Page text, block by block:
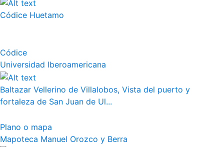
Códice Huetamo
Códice
Universidad Iberoamericana
Baltazar Vellerino de Villalobos, Vista del puerto y
fortaleza de San Juan de Ul...
Plano o mapa
Mapoteca Manuel Orozco y Berra